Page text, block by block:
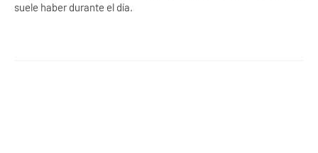
suele haber durante el día.